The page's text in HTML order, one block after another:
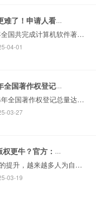
2025年软著申请更难了！申请人看过来！
数据显示，2024年全国共完成计算机软件著作权登记2827213件，同比增长13.31%，整体呈现快速增长趋势！越来越多人认识到软著的重要性，不仅可以···
04-01
版权数据丨2024年全国著作权登记总量超1063万件
一、总体情况2024年全国著作权登记总量达10630610件，同比增长19.13%。二、作品著作权登记情况根据各省、自治区、直辖市版权局和中国版权保护···
03-27
国家版权比地方版权更牛？官方：法律效力一样！
随着大家版权意识的提升，越来越多人为自己的作品登记版权。在进行登记申请时，有些朋友发现，版权登记机关有国家版权局，还有各省市的地方版权局，不同登记机关···
03-19